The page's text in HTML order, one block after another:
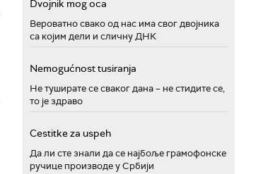
Dvojnik mog oca
Вероватно свако од нас има свог двојника
са којим дели и сличну ДНК
Nemogućnost tusiranja
Не туширате се сваког дана – не стидите се,
то је здраво
Cestitke za uspeh
Да ли сте знали да се најбоље грамофонске
ручице производе у Србији